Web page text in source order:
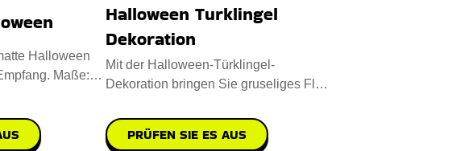
Halloween
Maße:
Halloween Turklingel
Dekoration
Mit der Halloween-Türklingel-
Dekoration bringen Sie gruseliges Flair
PRÜFEN SIE ES AUS